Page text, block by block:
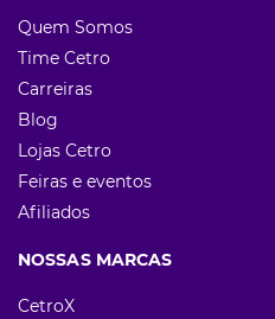
Quem Somos
Time Cetro
Carreiras
Blog
Lojas Cetro
Feiras e eventos
Afiliados
NOSSAS MARCAS
CetroX